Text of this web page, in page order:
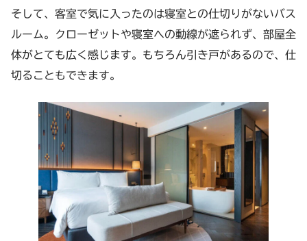
そして、客室で気に入ったのは寝室との仕切りがないバス
ルーム。クローゼットや寝室への動線が遮られず、部屋全
体がとても広く感じます。もちろん引き戸があるので、仕
切ることもできます。